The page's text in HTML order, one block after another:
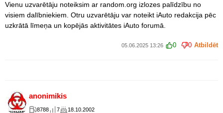
Vienu uzvarētāju noteiksim ar random.org izlozes palīdzību no
visiem dalībniekiem. Otru uzvarētāju var noteikt iAuto redakcija pēc
uzkrātā līmeņa un kopējās aktivitātes iAuto forumā.
05.06.2025 13:26 0 0 Atbildēt
anonimikis
8788 7 18.10.2002